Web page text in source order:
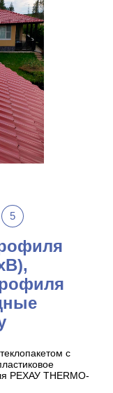
5
с
РЕХАУ THERMO-